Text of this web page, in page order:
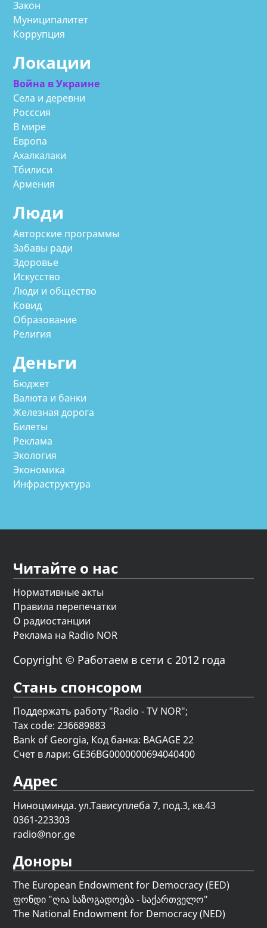
Закон
Муниципалитет
Коррупция
Локации
Война в Украине
Села и деревни
Росссия
В мире
Европа
Ахалкалаки
Тбилиси
Армения
Люди
Авторские программы
Забавы ради
Здоровье
Искусство
Люди и общество
Ковид
Образование
Религия
Деньги
Бюджет
Валюта и банки
Железная дорога
Билеты
Реклама
Экология
Экономика
Инфраструктура
Читайте о нас
Нормативные акты
Правила перепечатки
О радиостанции
Реклама на Radio NOR
Copyright © Работаем в сети с 2012 года
Стань спонсором
Поддержать работу "Radio - TV NOR";
Tax code: 236689883
Bank of Georgia, Код банка: BAGAGE 22
Счет в лари: GE36BG0000000694040400
Адрес
Ниноцминда. ул.Тависуплеба 7, под.3, кв.43
0361-223303
radio@nor.ge
Доноры
The European Endowment for Democracy (EED)
ფონდი "ღია საზოგადოება - საქართველო"
The National Endowment for Democracy (NED)